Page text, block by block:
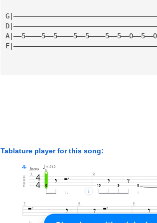
Tablature player for this song: